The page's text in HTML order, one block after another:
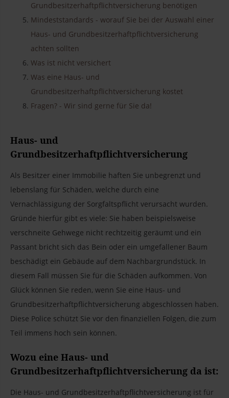
Grundbesitzerhaftpflichtversicherung benötigen
Mindeststandards - worauf Sie bei der Auswahl einer
Haus- und Grundbesitzerhaftpflichtversicherung
achten sollten
Was ist nicht versichert
Was eine Haus- und
Grundbesitzerhaftpflichtversicherung kostet
Fragen? - Wir sind gerne für Sie da!
Haus- und
Grundbesitzerhaftpflichtversicherung
Als Besitzer einer Immobilie haften Sie unbegrenzt und
lebenslang für Schäden, welche durch eine
Vernachlässigung der Sorgfaltspflicht verursacht wurden.
Gründe hierfür gibt es viele: Sie haben beispielsweise
verschneite Gehwege nicht rechtzeitig geräumt und ein
Passant bricht sich das Bein oder ein umgefallener Baum
beschädigt ein Gebäude auf dem Nachbargrundstück. In
diesem Fall müssen Sie für die Schäden aufkommen. Von
Glück können Sie reden, wenn Sie eine Haus- und
Grundbesitzerhaftpflichtversicherung abgeschlossen haben.
Diese Police schützt Sie vor den finanziellen Folgen, die zum
Teil immens hoch sein können.
Wozu eine Haus- und
Grundbesitzerhaftpflichtversicherung da ist:
Die Haus- und Grundbesitzerhaftpflichtversicherung ist für